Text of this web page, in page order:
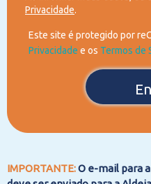
Privacidade.
Este site é protegido por
Privacidade e os Termos de
IMPORTANTE:O e-mail para